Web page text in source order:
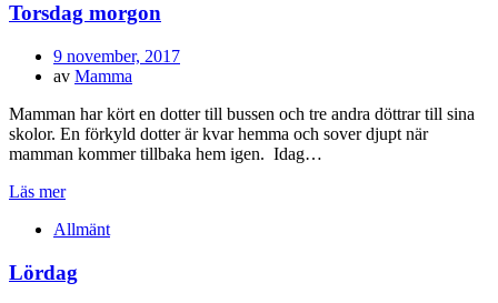
Torsdag morgon
Publicerad
den
9 november, 2017
av Mamma
Mamman har kört en dotter till bussen och tre andra döttrar till sina
skolor. En förkyld dotter är kvar hemma och sover djupt när
mamman kommer tillbaka hem igen. Idag…
Läs mer
Allmänt
Lördag